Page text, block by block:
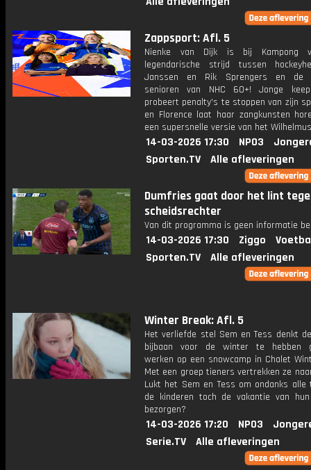
Zappsport: Afl. 5
Nienke van Dijk is bij Kampong
legendarische strijd tussen
Janssen en Rik Sprengers en de
senioren van NHC 60+! Jonge
probeert penalty's te stoppen van zijn
en Florence laat haar zangkunsten
een supersnelle versie van het
14-03-2026 17:30 NPO3
Sporten.TV
Alle afleveringen
Dumfries gaat door het lint
scheidsrechter
Van dit programma is geen informatie
14-03-2026 17:30 Ziggo
Sporten.TV
Alle afleveringen
Winter Break: Afl. 5
Het verliefde stel Sem en Tess denkt
bijbaan voor de winter te hebben
werken op een snowcamp in Chalet
Met een groep tieners vertrekken ze
Lukt het Sem en Tess om ondanks alle
de kinderen toch de vakantie van
bezorgen?
14-03-2026 17:20 NPO3
Serie.TV
Alle afleveringen